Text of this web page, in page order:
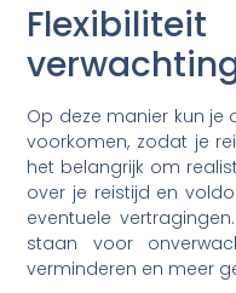
Op deze manier kun je
voorkomen, zodat je
het belangrijk om
over je reistijd en
eventuele
staan voor
verminderen en meer